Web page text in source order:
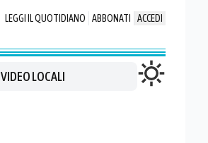
LEGGI IL QUOTIDIANO ABBONATI ACCEDI
VIDEO LOCALI